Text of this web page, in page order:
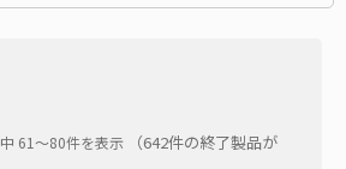
中 61〜80件を表示 （642件の終了製品が